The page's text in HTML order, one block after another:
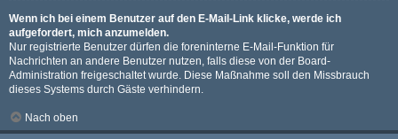
Wenn ich bei einem Benutzer auf den E-Mail-Link klicke, werde ich
aufgefordert, mich anzumelden.
Nur registrierte Benutzer dürfen die foreninterne E-Mail-Funktion für
Nachrichten an andere Benutzer nutzen, falls diese von der Board-
Administration freigeschaltet wurde. Diese Maßnahme soll den Missbrauch
dieses Systems durch Gäste verhindern.
Nach oben